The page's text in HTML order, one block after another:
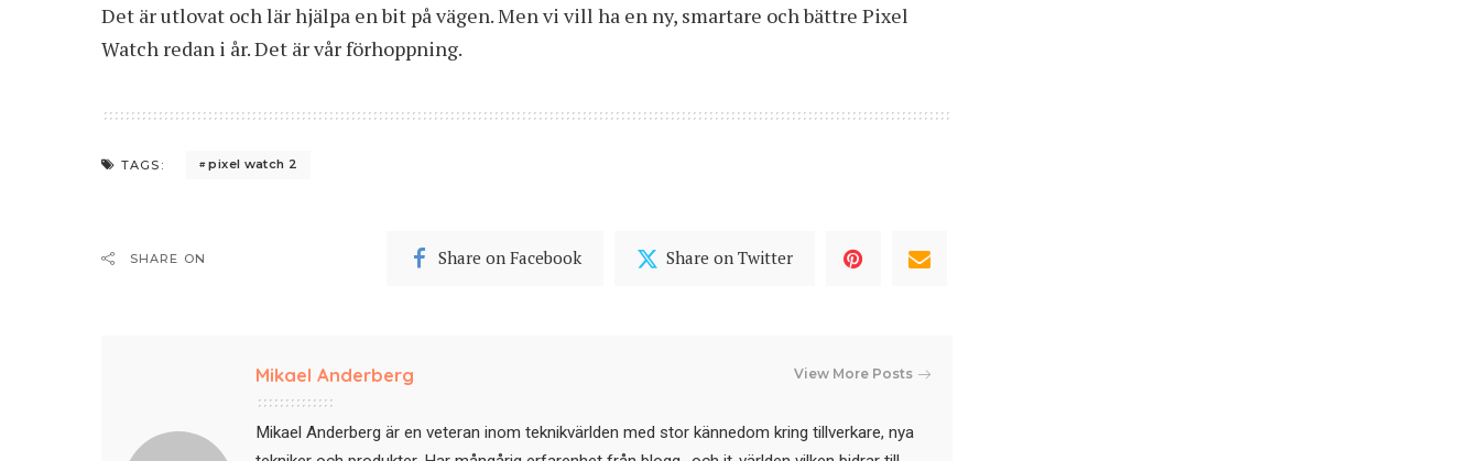
Det är utlovat och lär hjälpa en bit på vägen. Men vi vill ha en ny, smartare och bättre Pixel
Watch redan i år. Det är vår förhoppning.
TAGS: pixel watch 2
SHARE ON Share on Facebook Share on Twitter
Mikael Anderberg View More Posts
Mikael Anderberg är en veteran inom teknikvärlden med stor kännedom kring tillverkare, nya